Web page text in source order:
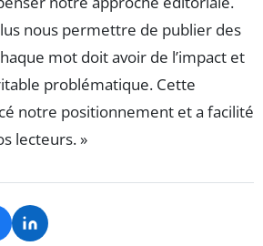
nous permettre de publier des
mot doit avoir de l’impact et
problématique. Cette
notre positionnement et a facilité
lecteurs. »